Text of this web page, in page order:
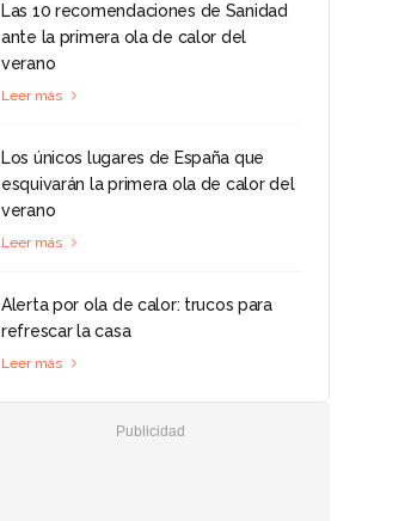
Las 10 recomendaciones de Sanidad
ante la primera ola de calor del
verano
Leer más
Los únicos lugares de España que
esquivarán la primera ola de calor del
verano
Leer más
Alerta por ola de calor: trucos para
refrescar la casa
Leer más